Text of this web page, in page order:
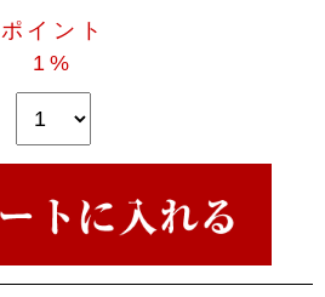
ポイント
1%